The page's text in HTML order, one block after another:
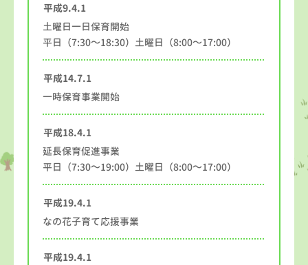
平成9.4.1
土曜日一日保育開始
平日（7:30～18:30）土曜日（8:00～17:00）
平成14.7.1
一時保育事業開始
平成18.4.1
延長保育促進事業
平日（7:30～19:00）土曜日（8:00～17:00）
平成19.4.1
なの花子育て応援事業
平成19.4.1